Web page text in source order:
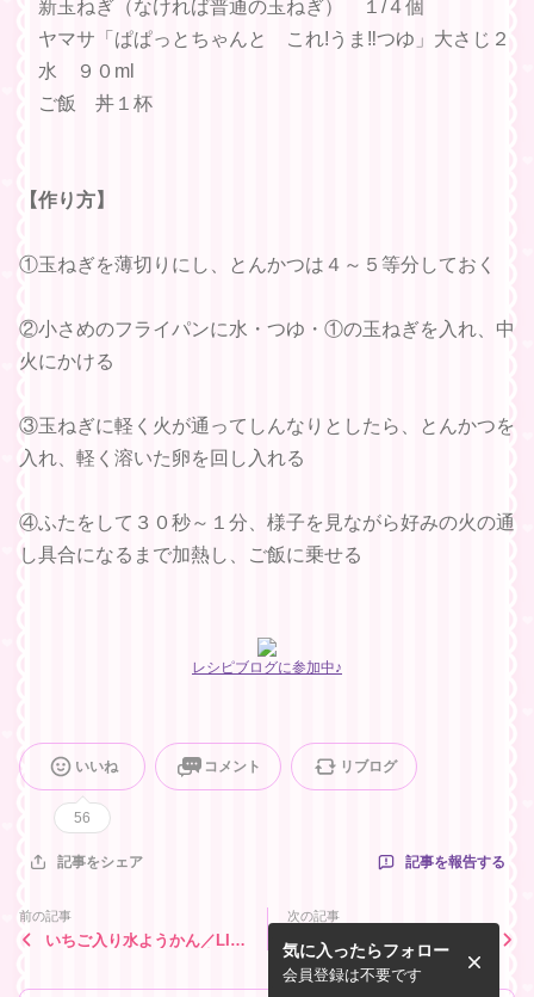
新玉ねぎ（なければ普通の玉ねぎ） １/４個
ヤマサ「ぱぱっとちゃんと これ!うま‼つゆ」大さじ２
水 ９０ml
ご飯 丼１杯
【作り方】
①玉ねぎを薄切りにし、とんかつは４～５等分しておく
②小さめのフライパンに水・つゆ・①の玉ねぎを入れ、中
火にかける
③玉ねぎに軽く火が通ってしんなりとしたら、とんかつを
入れ、軽く溶いた卵を回し入れる
④ふたをして３０秒～１分、様子を見ながら好みの火の通
し具合になるまで加熱し、ご飯に乗せる
レシピブログに参加中♪
いいね
56
コメント リブログ
記事をシェア 記事を報告する
前の記事
いちご入り水ようかん／LIM
次の記事
桜餡といちごのパイ
気に入ったらフォロー
会員登録は不要です